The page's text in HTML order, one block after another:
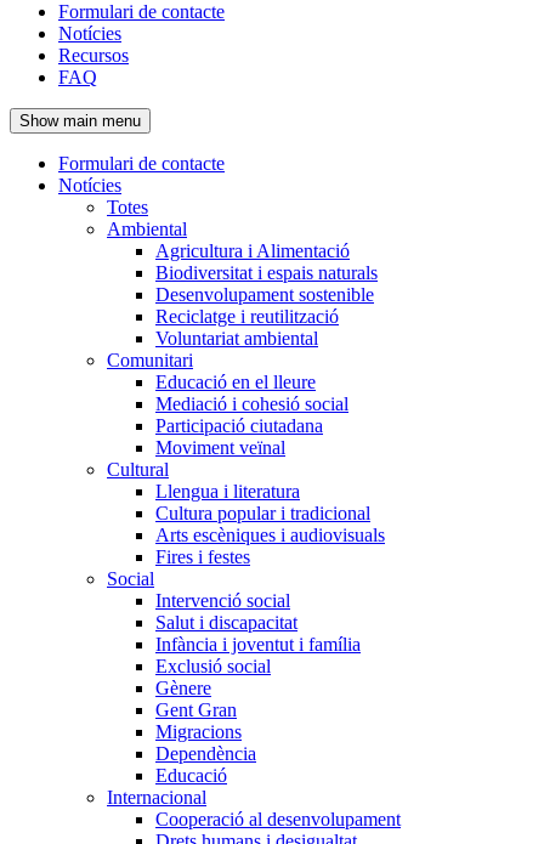
Navegació
principal
de
l'encapçalament
Formulari de contacte
Notícies
Recursos
FAQ
Show main menu
Navegació
principal
Formulari de contacte
Notícies
Totes
Ambiental
Agricultura i Alimentació
Biodiversitat i espais naturals
Desenvolupament sostenible
Reciclatge i reutilització
Voluntariat ambiental
Comunitari
Educació en el lleure
Mediació i cohesió social
Participació ciutadana
Moviment veïnal
Cultural
Llengua i literatura
Cultura popular i tradicional
Arts escèniques i audiovisuals
Fires i festes
Social
Intervenció social
Salut i discapacitat
Infància i joventut i família
Exclusió social
Gènere
Gent Gran
Migracions
Dependència
Educació
Internacional
Cooperació al desenvolupament